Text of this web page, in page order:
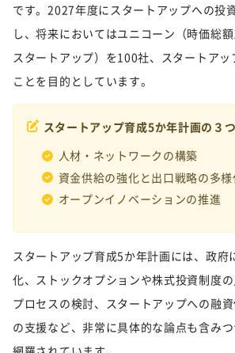
です。2027年度にスタートアップへの投
し、将来においてはユニコーン（時価総
スタートアップ）を100社、スタートア
ことを目的としています。
スタートアップ育成5か年計画の３
人材・ネットワークの構築
資金供給の強化と出口戦略の多様
オープンイノベーションの推進
スタートアップ育成5か年計画には、政府
化、ストックオプションや株式投資制度
プロセスの検討、スタートアップへの融
の支援など、非常に具体的な論点も含み